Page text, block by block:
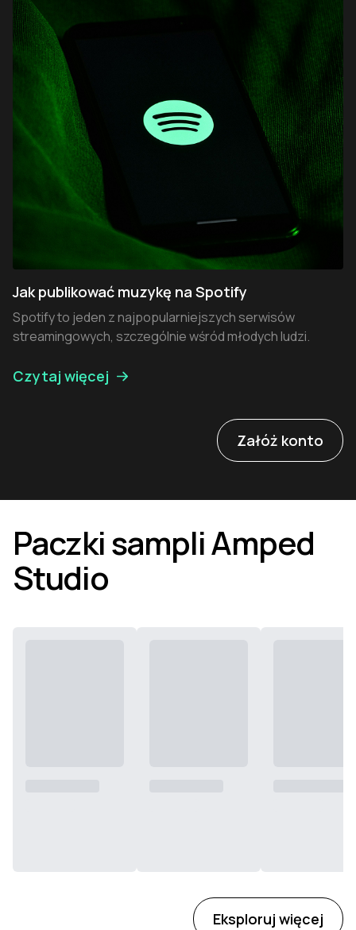
Jak publikować muzykę na Spotify
Spotify to jeden z najpopularniejszych serwisów
streamingowych, szczególnie wśród młodych ludzi.
Czytaj więcej
Załóż konto
Paczki sampli Amped
Studio
Eksploruj więcej